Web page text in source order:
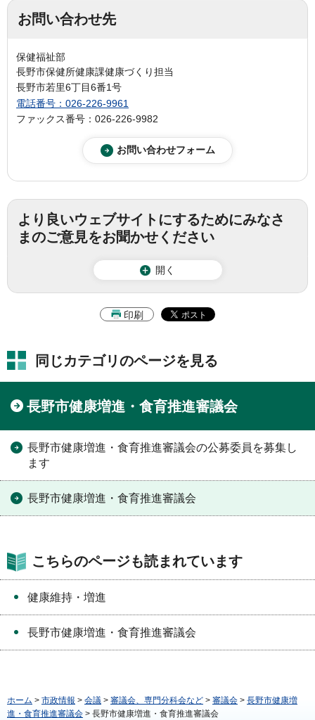
お問い合わせ先
保健福祉部
長野市保健所健康課健康づくり担当
長野市若里6丁目6番1号
電話番号：026-226-9961
ファックス番号：026-226-9982
より良いウェブサイトにするためにみなさ
まのご意見をお聞かせください
開く
印刷
同じカテゴリのページを見る
長野市健康増進・食育推進審議会
長野市健康増進・食育推進審議会の公募委員を募集し
ます
長野市健康増進・食育推進審議会
こちらのページも読まれています
健康維持・増進
長野市健康増進・食育推進審議会
ホーム > 市政情報 > 会議 > 審議会、専門分科会など > 審議会 > 長野市健康増
進・食育推進審議会 > 長野市健康増進・食育推進審議会